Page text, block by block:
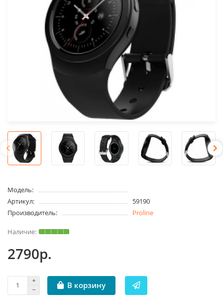
Модель:
Артикул:
59190
Производитель:
Proline
2790р.
В корзину